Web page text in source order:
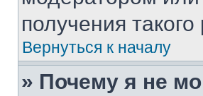
получения
Вернуться к началу
» Почему я не